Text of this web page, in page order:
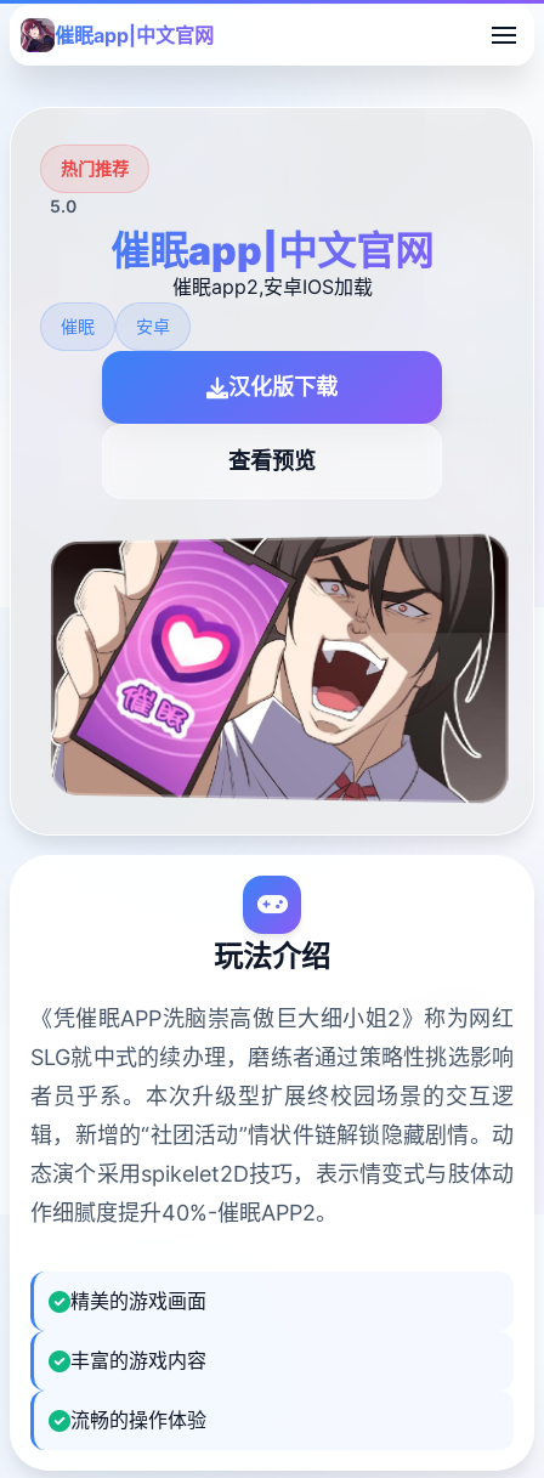
催眠app|中文官网
热门推荐
5.0
催眠app|中文官网
催眠app2,安卓IOS加载
催眠 安卓
汉化版下载
查看预览
玩法介绍
《凭催眠APP洗脑崇高傲巨大细小姐2》称为网红
SLG就中式的续办理，磨练者通过策略性挑选影响
者员乎系。本次升级型扩展终校园场景的交互逻
辑，新增的“社团活动”情状件链解锁隐藏剧情。动
态演个采用spikelet2D技巧，表示情变式与肢体动
作细腻度提升40%-催眠APP2。
精美的游戏画面
丰富的游戏内容
流畅的操作体验